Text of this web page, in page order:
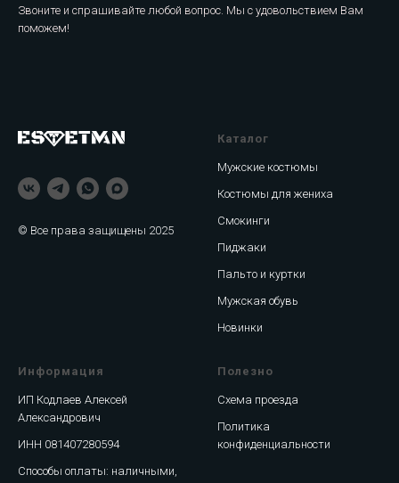
Звоните и спрашивайте любой вопрос. Мы с удовольствием Вам
поможем!
© Все права защищены 2025
Каталог
Мужские костюмы
Костюмы для жениха
Смокинги
Пиджаки
Пальто и куртки
Мужская обувь
Новинки
Информация
ИП Кодлаев Алексей
Александрович
ИНН 081407280594
Способы оплаты: наличными,
Полезно
Схема проезда
Политика
конфиденциальности